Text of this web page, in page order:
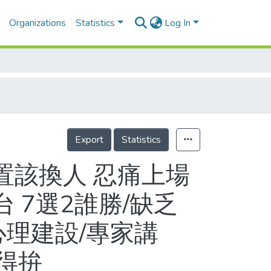
Organizations Statistics Log In
Export Statistics
該換人 忍痛上場
7選2誰勝/缺乏
建設/專家講
拚